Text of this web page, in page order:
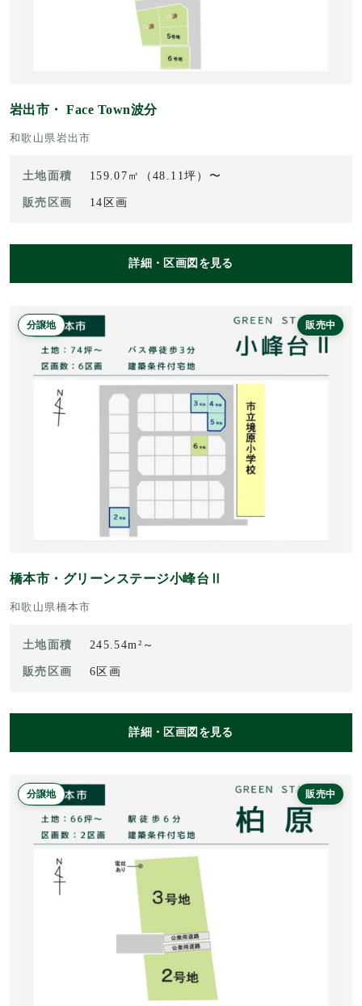
岩出市・ Face Town波分
和歌山県岩出市
土地面積 159.07㎡（48.11坪）〜
販売区画 14区画
詳細・区画図を見る
分譲地 販売中
橋本市・グリーンステージ小峰台Ⅱ
和歌山県橋本市
土地面積 245.54m²～
販売区画 6区画
詳細・区画図を見る
分譲地 販売中